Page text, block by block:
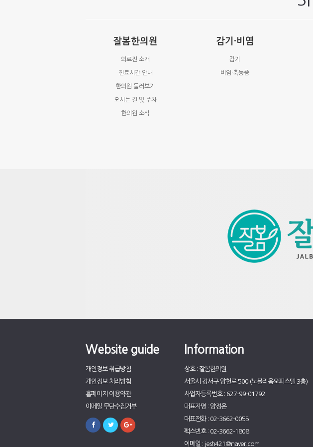
잘봄한의원
의료진 소개
진료시간 안내
한의원 둘러보기
오시는 길 및 주차
한의원 소식
감기·비염
감기
비염·축농증
Website guide
개인정보 취급방침
개인정보 처리방침
홈페이지 이용약관
이메일 무단수집거부
Information
상호 : 잘봄한의원
서울시 강서구 양천로 500 (노블리움오피스텔 3층)
사업자등록번호 : 627-99-01792
대표자명 : 양정은
대표전화 : 02-3662-0055
팩스번호 : 02-3662-1808
이메일 : jesh421@naver.com